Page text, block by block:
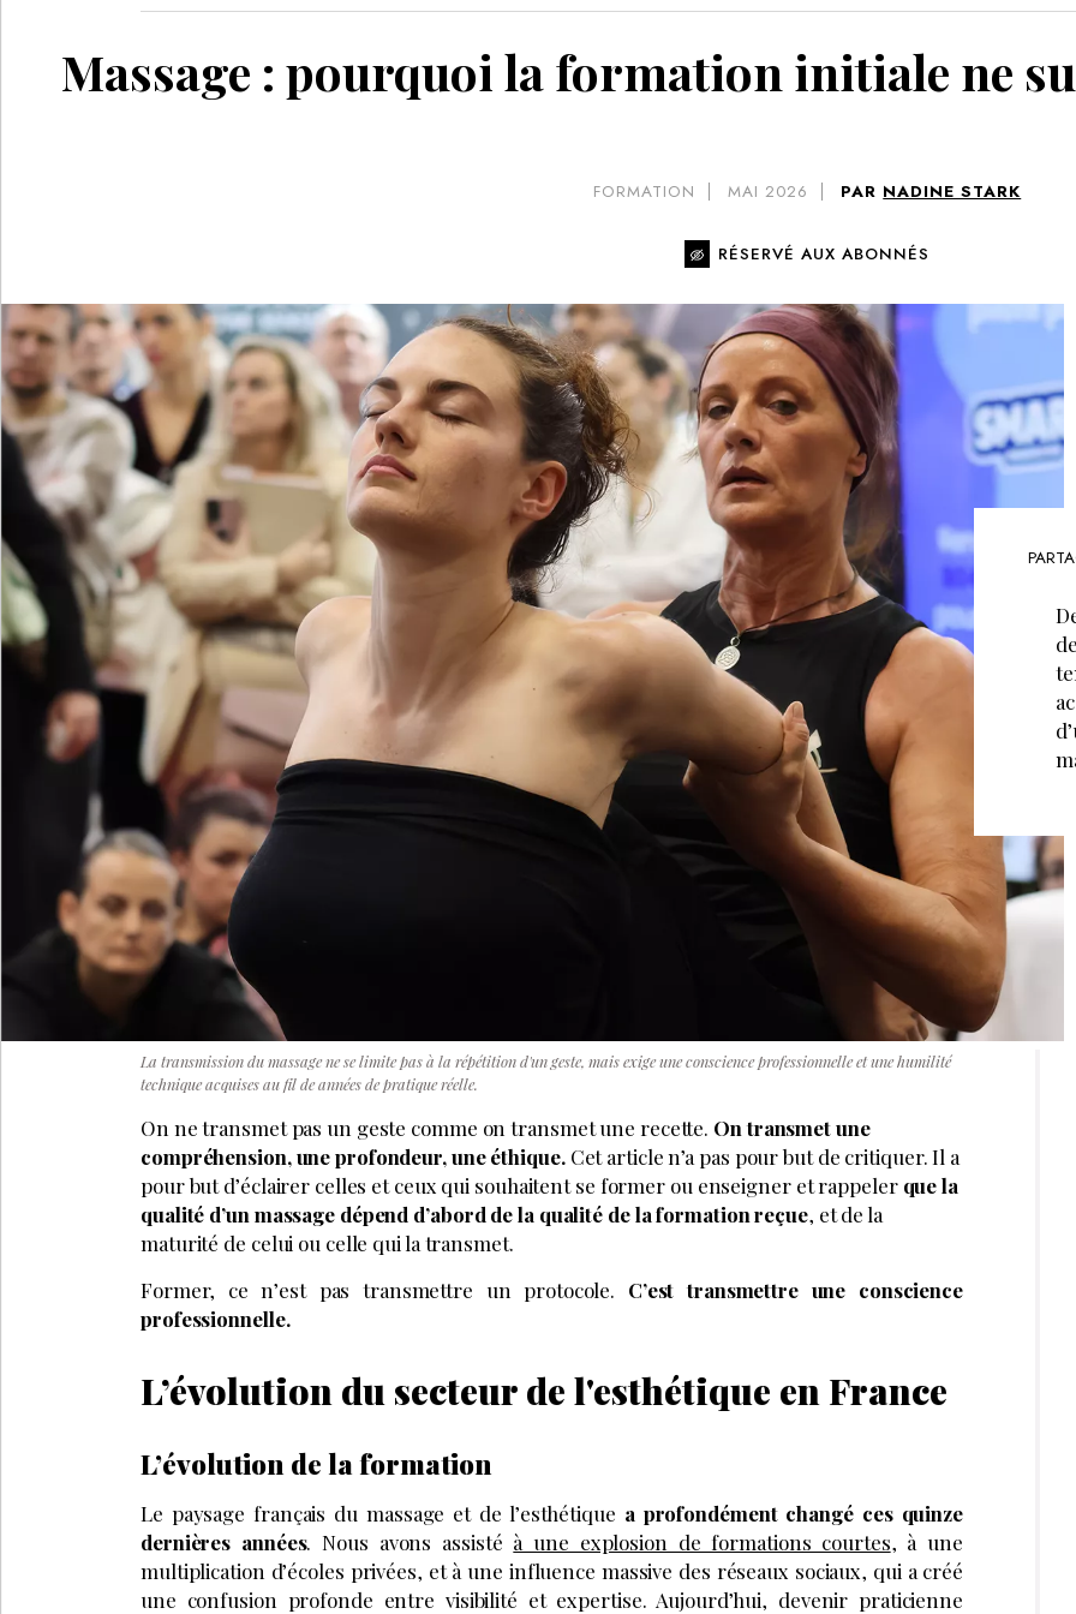
Massage : pourquoi la formation initiale ne
FORMATION MAI 2026 PAR NADINE STARK
RÉSERVÉ AUX ABONNÉS
La transmission du massage ne se limite pas à la répétition d'un geste, mais exige une conscience professionnelle et une humilité
technique acquises au fil de années de pratique réelle.
On ne transmet pas un geste comme on transmet une recette. On transmet une
compréhension, une profondeur, une éthique.Cet article n’a pas pour but de critiquer. Il a
pour but d’éclairer celles et ceux qui souhaitent se former ou enseigner et rappelerque la
qualité d’un massage dépend d’abord de la qualité de la formation reçue, et de la
maturité de celui ou celle qui la transmet.
Former, ce n’est pas transmettre un protocole. C’est transmettre une conscience
professionnelle.
L’évolution du secteur de l'esthétique en France
L’évolution de la formation
Le paysage français du massage et de l’esthétique a profondément changé ces quinze
dernières années. Nous avons assisté à une explosion de formations courtes, à une
multiplication d’écoles privées, et à une influence massive des réseaux sociaux, qui a créé
une confusion profonde entre visibilité et expertise. Aujourd’hui, devenir praticienne